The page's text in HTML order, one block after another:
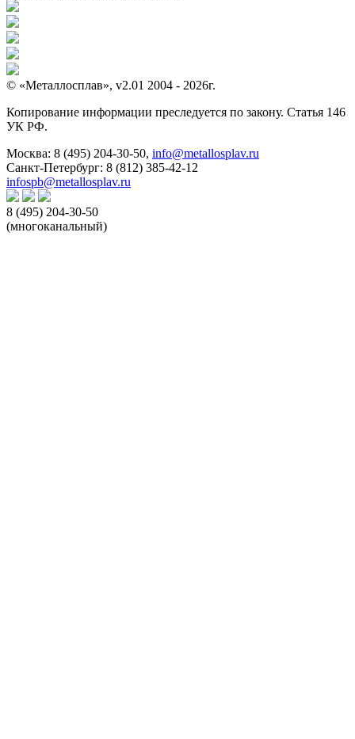
© «Металлосплав», v2.01 2004 - 2026г.
Копирование информации преследуется по закону. Статья 146
УК РФ.
Москва: 8 (495) 204-30-50, info@metallosplav.ru
Санкт-Петербург: 8 (812) 385-42-12
infospb@metallosplav.ru
8 (495) 204-30-50
(многоканальный)